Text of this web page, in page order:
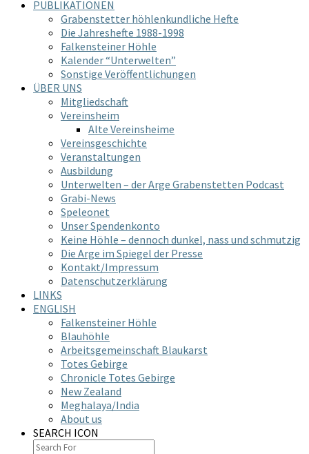
PUBLIKATIONEN
Grabenstetter höhlenkundliche Hefte
Die Jahreshefte 1988-1998
Falkensteiner Höhle
Kalender “Unterwelten”
Sonstige Veröffentlichungen
ÜBER UNS
Mitgliedschaft
Vereinsheim
Alte Vereinsheime
Vereinsgeschichte
Veranstaltungen
Ausbildung
Unterwelten – der Arge Grabenstetten Podcast
Grabi-News
Speleonet
Unser Spendenkonto
Keine Höhle – dennoch dunkel, nass und schmutzig
Die Arge im Spiegel der Presse
Kontakt/Impressum
Datenschutzerklärung
LINKS
ENGLISH
Falkensteiner Höhle
Blauhöhle
Arbeitsgemeinschaft Blaukarst
Totes Gebirge
Chronicle Totes Gebirge
New Zealand
Meghalaya/India
About us
SEARCH ICON